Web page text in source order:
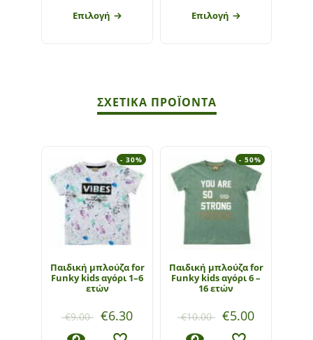
Επιλογή Επιλογή
ΣΧΕΤΙΚΆ ΠΡΟΪΌΝΤΑ
- 30%
Παιδική μπλούζα for
Funky kids αγόρι 1–6
ετών
€9.00 €6.30
- 50%
Παιδική μπλούζα for
Funky kids αγόρι 6 –
16 ετών
€10.00 €5.00